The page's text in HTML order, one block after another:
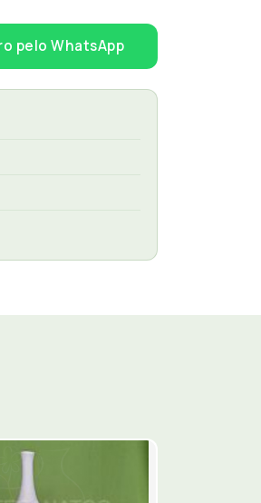
pelo WhatsApp